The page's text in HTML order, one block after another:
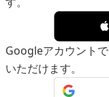

Googleアカウント
いただけます。